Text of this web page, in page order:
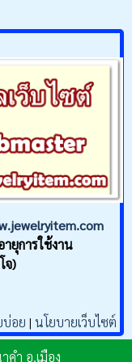
ยุการใช้งาน
จ)
อย | นโยบายเว็บไซต์
ำ อ.เมือง